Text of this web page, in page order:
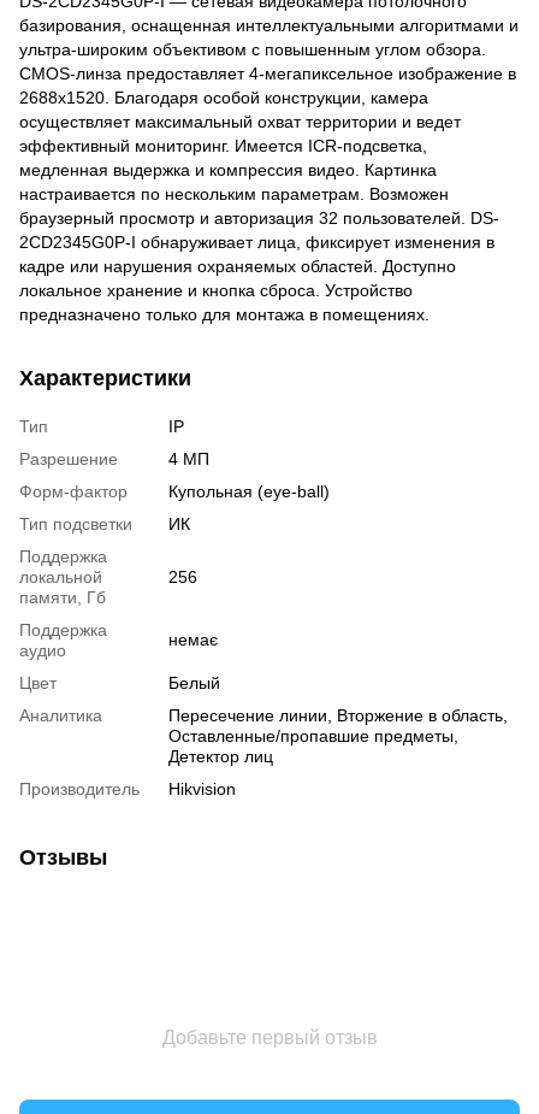
базирования, оснащенная интеллектуальными алгоритмами и
ультра-широким объективом с повышенным углом обзора.
CMOS-линза предоставляет 4-мегапиксельное изображение в
2688x1520. Благодаря особой конструкции, камера
осуществляет максимальный охват территории и ведет
эффективный мониторинг. Имеется ICR-подсветка,
медленная выдержка и компрессия видео. Картинка
настраивается по нескольким параметрам. Возможен
браузерный просмотр и авторизация 32 пользователей. DS-
2CD2345G0P-I обнаруживает лица, фиксирует изменения в
кадре или нарушения охраняемых областей. Доступно
локальное хранение и кнопка сброса. Устройство
предназначено только для монтажа в помещениях.
Характеристики
Тип
IP
Разрешение
4 МП
Форм-фактор
Купольная (eye-ball)
Тип подсветки
ИК
Поддержка
локальной
памяти, Гб
256
Поддержка
аудио
немає
Цвет
Белый
Аналитика
Пересечение линии, Вторжение в область,
Оставленные/пропавшие предметы,
Детектор лиц
Производитель
Hikvision
Отзывы
Добавьте первый отзыв